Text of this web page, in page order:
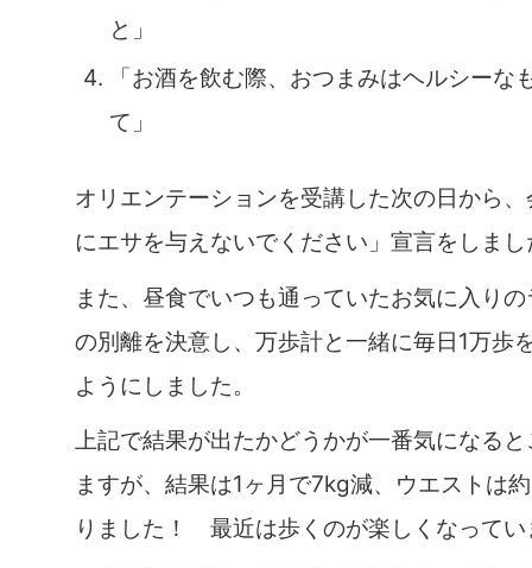
と」
「お酒を飲む際、おつまみはヘルシーな
て」
オリエンテーションを受講した次の日から
にエサを与えないでください」宣言をしまし
また、昼食でいつも通っていたお気に入り
の別離を決意し、万歩計と一緒に毎日1万歩
ようにしました。
上記で結果が出たかどうかが一番気になる
ますが、結果は1ヶ月で7kg減、ウエストは
りました！ 最近は歩くのが楽しくなってい